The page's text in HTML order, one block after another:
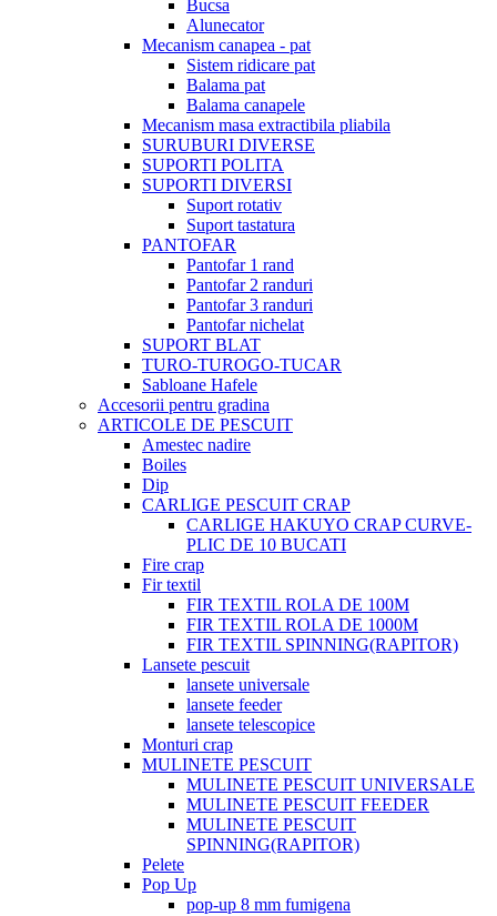
Bucsa
Alunecator
Mecanism canapea - pat
Sistem ridicare pat
Balama pat
Balama canapele
Mecanism masa extractibila pliabila
SURUBURI DIVERSE
SUPORTI POLITA
SUPORTI DIVERSI
Suport rotativ
Suport tastatura
PANTOFAR
Pantofar 1 rand
Pantofar 2 randuri
Pantofar 3 randuri
Pantofar nichelat
SUPORT BLAT
TURO-TUROGO-TUCAR
Sabloane Hafele
Accesorii pentru gradina
ARTICOLE DE PESCUIT
Amestec nadire
Boiles
Dip
CARLIGE PESCUIT CRAP
CARLIGE HAKUYO CRAP CURVE-
PLIC DE 10 BUCATI
Fire crap
Fir textil
FIR TEXTIL ROLA DE 100M
FIR TEXTIL ROLA DE 1000M
FIR TEXTIL SPINNING(RAPITOR)
Lansete pescuit
lansete universale
lansete feeder
lansete telescopice
Monturi crap
MULINETE PESCUIT
MULINETE PESCUIT UNIVERSALE
MULINETE PESCUIT FEEDER
MULINETE PESCUIT
SPINNING(RAPITOR)
Pelete
Pop Up
pop-up 8 mm fumigena